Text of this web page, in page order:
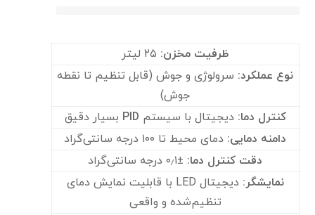
ظرفیت مخزن:
نوع عملکرد: سرولوژی و جوش (قابل تنظیم تا نقطه
جوش)
کنترل دما: دیجیتال با سیستم PID بسیار دقیق
دامنه دمایی: دمای محیط تا ۱۰۰ درجه سانتی‌گراد
دقت کنترل دما: ±۰٫۱ درجه سانتی‌گراد
نمایشگر:
دیجیتال LED با قابلیت نمایش دمای
تنظیم‌شده و واقعی